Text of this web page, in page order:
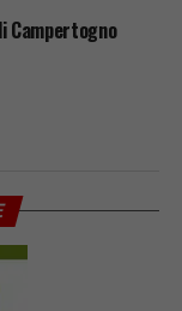
Campertogno